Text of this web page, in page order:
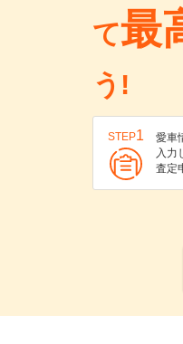
て最
う!
STEP1
愛車
入力
査定